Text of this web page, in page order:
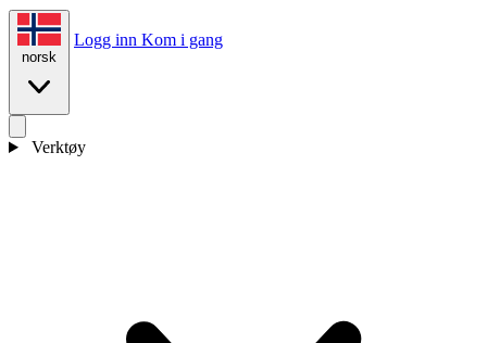
norsk
Logg inn Kom i gang
Verktøy